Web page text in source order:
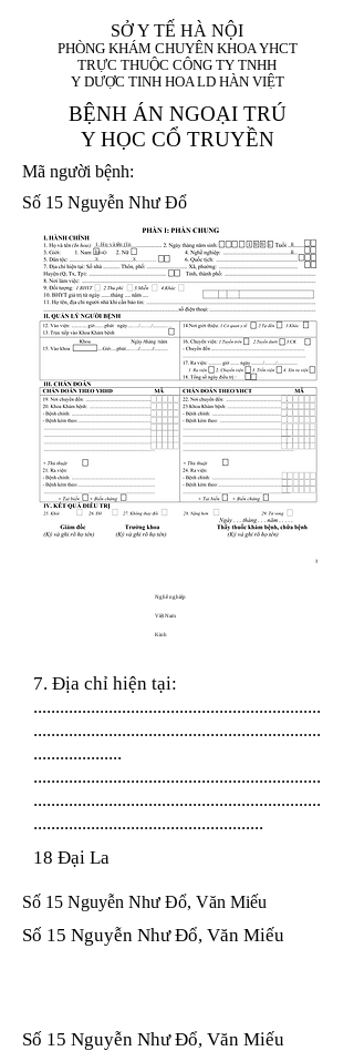
SỞ Y TẾ HÀ NỘI
PHÒNG KHÁM CHUYÊN KHOA YHCT
TRỰC THUỘC CÔNG TY TNHH
Y DƯỢC TINH HOA LD HÀN VIỆT
BỆNH ÁN NGOẠI TRÚ
Y HỌC CỔ TRUYỀN
Mã người bệnh:
Số 15 Nguyễn Như Đổ
1. Họ và tên (In
hoa):
1 9 9 5
8
8
X
X
Nghề nghiệp
Việt Nam
Kinh
7. Địa chỉ hiện tại:
.................................................................
.................................................................
....................
.................................................................
.................................................................
....................................................
18 Đại La
Số 15 Nguyễn Như Đổ, Văn Miếu
Số 15 Nguyễn Như Đổ, Văn Miếu
Số 15 Nguyễn Như Đổ, Văn Miếu